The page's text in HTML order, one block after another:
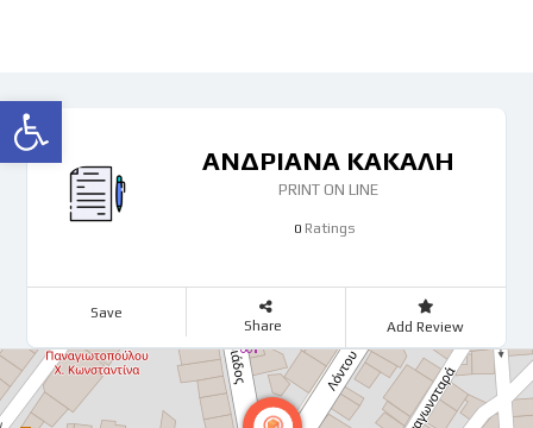
Open toolbar
ΑΝΔΡΙΑΝΑ ΚΑΚΑΛΗ
PRINT ON LINE
0Ratings
Save
Share Add Review